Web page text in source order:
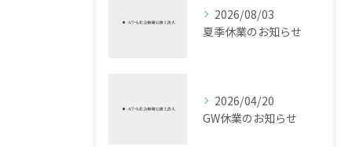
2026/08/03
夏季休業のお知らせ
2026/04/20
GW休業のお知らせ